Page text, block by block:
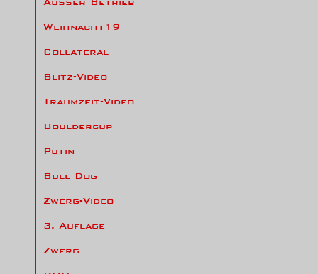
Weihnacht19
Collateral
Blitz-Video
Traumzeit-Video
Bouldercup
Putin
Bull Dog
Zwerg-Video
3. Auflage
Zwerg